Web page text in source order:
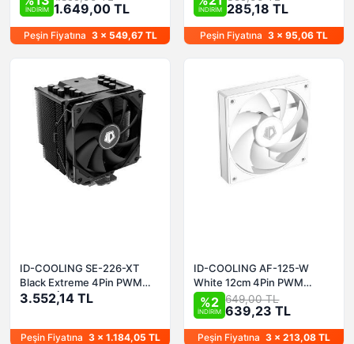
İNDİRİM 1.649,00 TL
Peşin Fiyatına 3 x 549,67 TL
İNDİRİM 285,18 TL
Peşin Fiyatına 3 x 95,06 TL
ID-COOLING SE-226-XT
Black Extreme 4Pin PWM
120mm İşlemci Soğutucu
3.552,14 TL
Peşin Fiyatına 3 x 1.184,05 TL
ID-COOLING AF-125-W
White 12cm 4Pin PWM
Beyaz Kasa Fanı
%2
İNDİRİM
649,00 TL
639,23 TL
Peşin Fiyatına 3 x 213,08 TL